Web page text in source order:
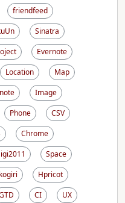
friendfeed
Sinatra
Evernote
Location
Map
Image
Phone
CSV
Chrome
Space
Hpricot
CI
UX